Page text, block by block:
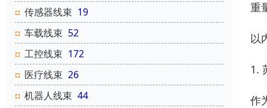
传感器线束 19
车载线束 52
工控线束 172
医疗线束 26
机器人线束 44
重
以
1.
作